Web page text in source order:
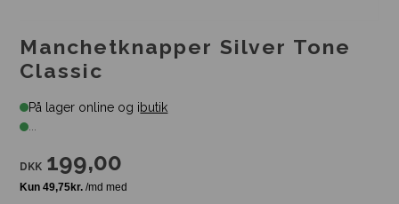
Manchetknapper Silver Tone
Classic
På lager online og ibutik
...
DKK 199,00